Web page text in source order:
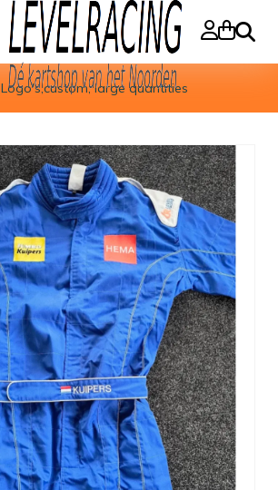
Search
Logo's,custom, large quantities